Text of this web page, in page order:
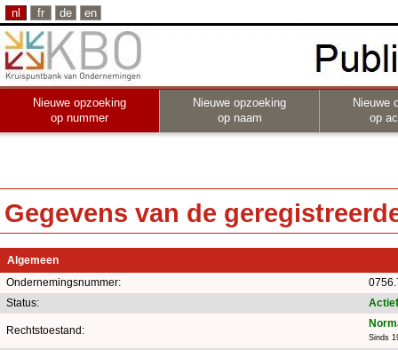
nl fr de en
Nieuwe opzoeking
op nummer
Nieuwe opzoeking
op naam
Nieuwe
op
Gegevens van de
Algemeen
Ondernemingsnummer:
Status:
Actief
Rechtstoestand:
Sinds